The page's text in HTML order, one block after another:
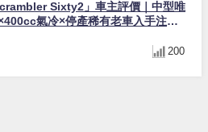
Sixty2」車主評價｜中型唯
氣冷×停產稀有老車入手注意
200